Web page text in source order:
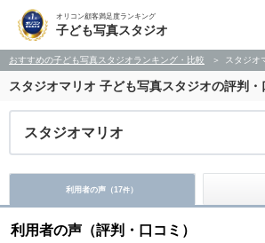
オリコン顧客満足度ランキング
子ども写真スタジオ
おすすめの子ども写真スタジオランキング・比較 スタジオ
スタジオマリオ 子ども写真スタジオの評判・
スタジオマリオ
利用者の声（17件）
利用者の声（評判・口コミ）